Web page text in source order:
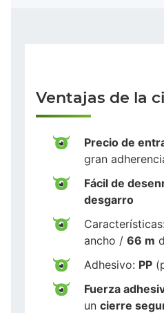
Ventajas de la
Precio de
gran
Fácil de
desgarro
Características:
ancho / 66 m
Adhesivo: PP
Fuerza
un cierre